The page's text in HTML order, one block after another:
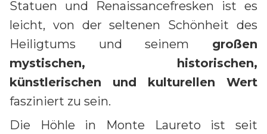
Statuen und Renaissancefresken ist es
leicht, von der seltenen Schönheit des
Heiligtums und seinem großen
mystischen, historischen,
künstlerischen und kulturellen Wert
fasziniert zu sein.
Die Höhle in Monte Laureto ist seit